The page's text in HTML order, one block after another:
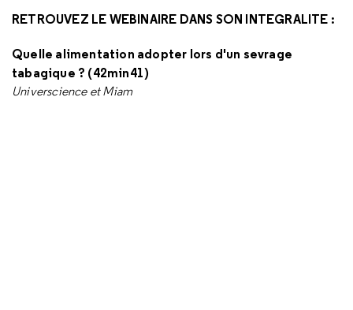
RETROUVEZ LE WEBINAIRE DANS SON INTEGRALITE :
Quelle alimentation adopter lors d'un sevrage
tabagique ? (42min41)
Universcience et Miam